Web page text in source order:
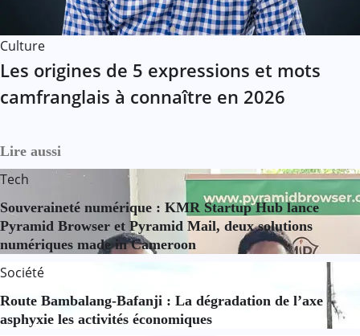
Culture
Les origines de 5 expressions et mots
camfranglais à connaître en 2026
Lire aussi
Tech
Souveraineté numérique : KMR Startup Hub lance
Pyramid Browser et Pyramid Mail, deux solutions
numériques made in Cameroon
Société
Route Bambalang-Bafanji : La dégradation de l’axe
asphyxie les activités économiques